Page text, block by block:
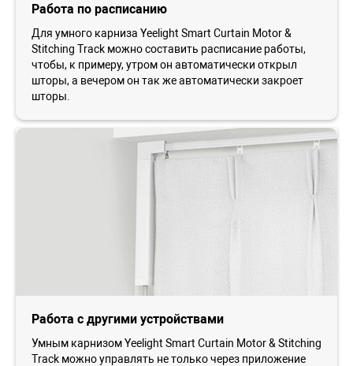
Работа по расписанию
Для умного карниза Yeelight Smart Curtain Motor &
Stitching Track можно составить расписание работы,
чтобы, к примеру, утром он автоматически открыл
шторы, а вечером он так же автоматически закроет
шторы.
Работа с другими устройствами
Умным карнизом Yeelight Smart Curtain Motor & Stitching
Track можно управлять не только через приложение